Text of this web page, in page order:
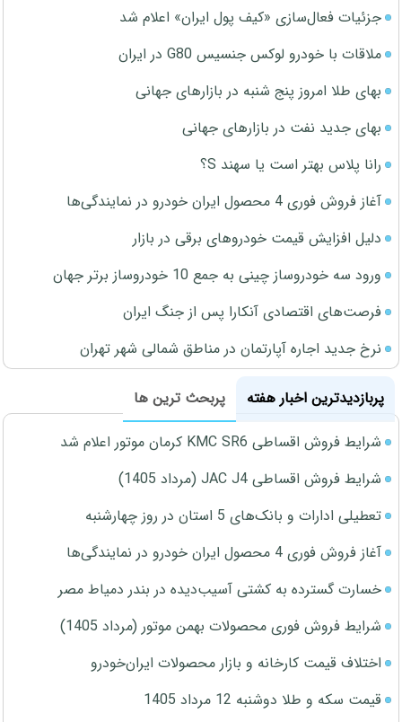
جزئیات فعال‌سازی «کیف پول ایران» اعلام شد
ملاقات با خودرو لوکس جنسیس G80 در ایران
بهای طلا امروز پنج شنبه در بازارهای جهانی
بهای جدید نفت در بازارهای جهانی
رانا پلاس بهتر است یا سهند S؟
آغاز فروش فوری 4 محصول ایران خودرو در نمایندگی‌ها
دلیل افزایش قیمت خودروهای برقی در بازار
ورود سه خودروساز چینی به جمع 10 خودروساز برتر جهان
فرصت‌های اقتصادی آنکارا پس از جنگ ایران
نرخ جدید اجاره آپارتمان در مناطق شمالی شهر تهران
پربازدیدترین اخبار هفته
پربحث ترین ها
شرایط فروش اقساطی KMC SR6 کرمان موتور اعلام شد
شرایط فروش اقساطی JAC J4 (مرداد 1405)
تعطیلی ادارات و بانک‌های 5 استان در روز چهارشنبه
آغاز فروش فوری 4 محصول ایران خودرو در نمایندگی‌ها
خسارت گسترده به کشتی آسیب‌دیده در بندر دمیاط مصر
شرایط فروش فوری محصولات بهمن موتور (مرداد 1405)
اختلاف قیمت کارخانه و بازار محصولات ایران‌خودرو
قیمت سکه و طلا دوشنبه 12 مرداد 1405